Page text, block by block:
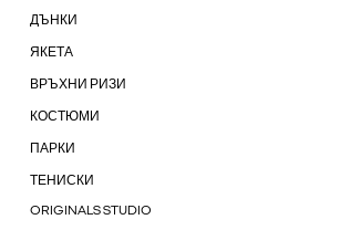
ДЪНКИ
ЯКЕТА
ВРЪХНИ РИЗИ
КОСТЮМИ
ПАРКИ
ТЕНИСКИ
ORIGINALS STUDIO